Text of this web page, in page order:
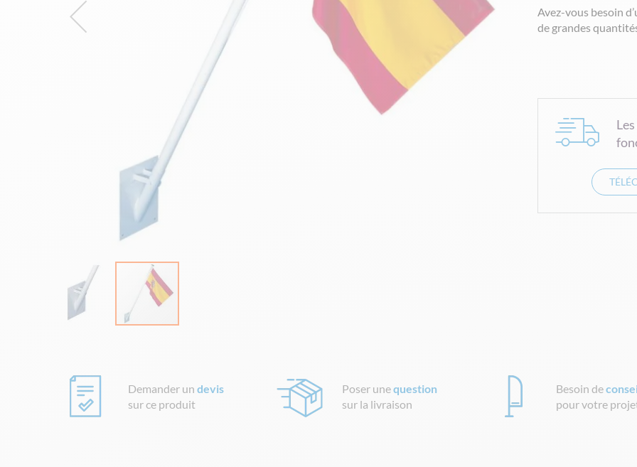
Avez-vous besoin
de grandes
beginning
images
Demander undevis
sur ce produit
Poser unequestion
sur la livraison
Besoin de
pour votre